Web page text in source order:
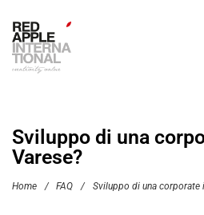
Sviluppo di una
Varese?
Home / FAQ / Sviluppo di una corporate